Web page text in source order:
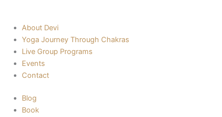
About Devi
Yoga Journey Through Chakras
Live Group Programs
Events
Contact
Blog
Book